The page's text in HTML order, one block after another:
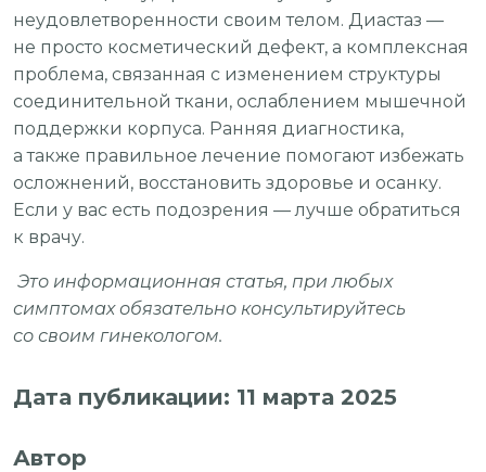
неудовлетворенности своим телом. Диастаз —
не просто косметический дефект, а комплексная
проблема, связанная с изменением структуры
соединительной ткани, ослаблением мышечной
поддержки корпуса. Ранняя диагностика,
а также правильное лечение помогают избежать
осложнений, восстановить здоровье и осанку.
Если у вас есть подозрения — лучше обратиться
к врачу.
Это информационная статья, при любых
симптомах обязательно консультируйтесь
со своим гинекологом.
Дата публикации: 11 марта 2025
Автор